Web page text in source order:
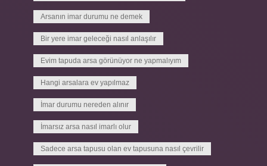
Arsanın imar durumu ne demek
Bir yere imar geleceği nasıl anlaşılır
Evim tapuda arsa görünüyor ne yapmalıyım
Hangi arsalara ev yapılmaz
İmar durumu nereden alınır
İmarsız arsa nasıl imarlı olur
Sadece arsa tapusu olan ev tapusuna nasıl çevrilir